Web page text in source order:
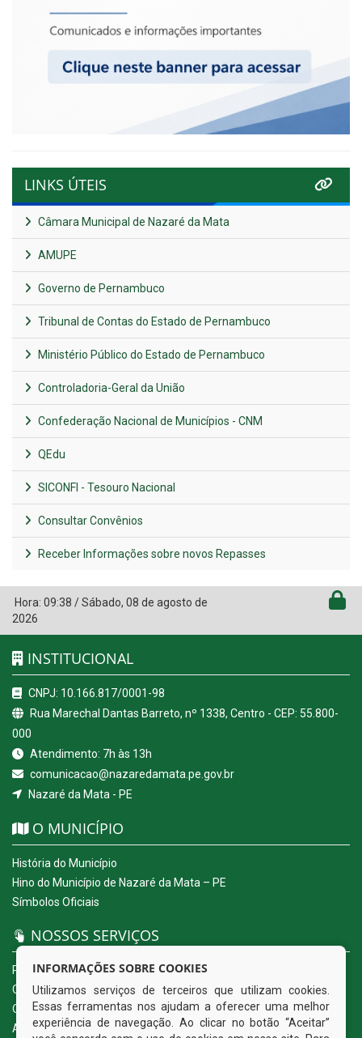
LINKS ÚTEIS
Câmara Municipal de Nazaré da Mata
AMUPE
Governo de Pernambuco
Tribunal de Contas do Estado de Pernambuco
Ministério Público do Estado de Pernambuco
Controladoria-Geral da União
Confederação Nacional de Municípios - CNM
QEdu
SICONFI - Tesouro Nacional
Consultar Convênios
Receber Informações sobre novos Repasses
Hora: 09:38 /Sábado, 08 de agosto de
2026
INSTITUCIONAL
CNPJ: 10.166.817/0001-98
Rua Marechal Dantas Barreto, nº 1338, Centro - CEP: 55.800-
000
Atendimento: 7h às 13h
comunicacao@nazaredamata.pe.gov.br
Nazaré da Mata - PE
O MUNICÍPIO
História do Município
Hino do Município de Nazaré da Mata – PE
Símbolos Oficiais
NOSSOS SERVIÇOS
Portal da Transparência
Carta de Serviços ao Usuário
Ouvidoria Eletrônica
Acesso a Informação (eSIC)
INFORMAÇÕES SOBRE COOKIES
Utilizamos serviços de terceiros que utilizam cookies.
Essas ferramentas nos ajudam a oferecer uma melhor
experiência de navegação. Ao clicar no botão “Aceitar”